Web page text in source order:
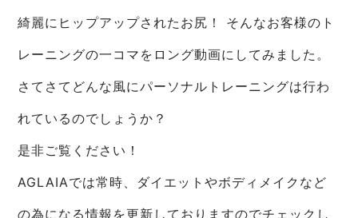
綺麗にヒップアップされたお尻！ そんなお客様のト
レーニングの一コマをロング動画にしてみました。
さてさてどんな風にパーソナルトレーニングは行わ
れているのでしょうか？
是非ご覧ください！
AGLAIAでは常時、ダイエットやボディメイクなど
の為になる情報を更新しておりますのでチェックし